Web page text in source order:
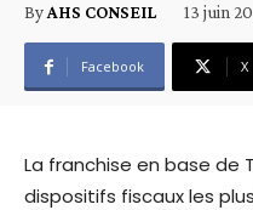
ByAHS CONSEIL 13 juin
Facebook X
La franchise en base de
dispositifs fiscaux les